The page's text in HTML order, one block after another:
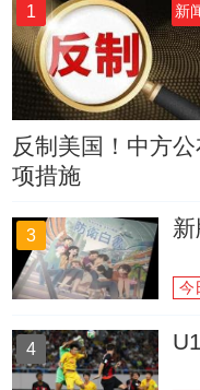
1 新
反制美国！中方
项措施
3
今
4